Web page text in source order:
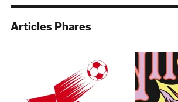
Articles Phares